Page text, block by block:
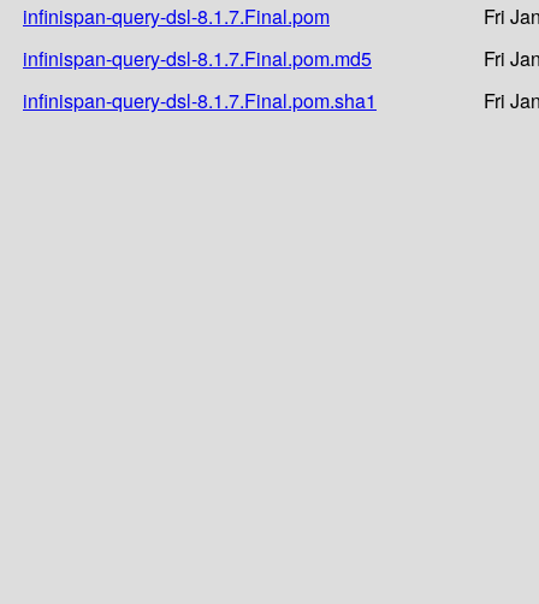
infinispan-query-dsl-8.1.7.Final.pom
Fri
infinispan-query-dsl-8.1.7.Final.pom.md5
Fri
infinispan-query-dsl-8.1.7.Final.pom.sha1
Fri